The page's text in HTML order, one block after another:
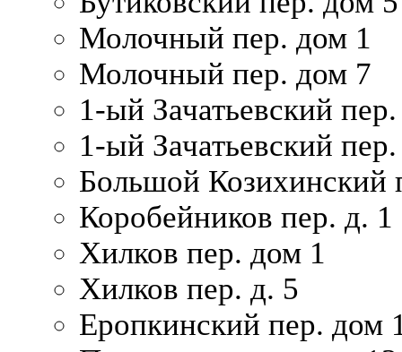
Молочный пер. дом 1
Молочный пер. дом 7
1-ый Зачатьевский
1-ый Зачатьевский
Большой Козихинский
Коробейников пер. д. 1
Хилков пер. дом 1
Хилков пер. д. 5
Еропкинский пер. дом